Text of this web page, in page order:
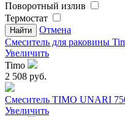
Поворотный излив
Термостат
Отмена
Смеситель для раковины
Увеличить
Timo
2 508 руб.
Смеситель TIMO UNARI
Увеличить